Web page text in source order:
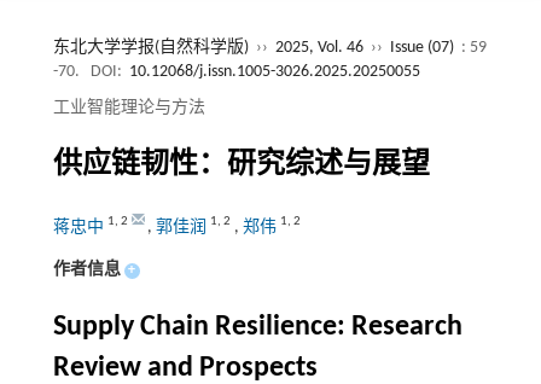
东北大学学报(自然科学版) ›› 2025, Vol. 46 ›› Issue (07) : 59
-70.
DOI: 10.12068/j.issn.1005-3026.2025.20250055
工业智能理论与方法
供应链韧性：研究综述与展望
蒋忠中 1, 2 , 郭佳润 1, 2 , 郑伟 1, 2
作者信息 +
Supply Chain Resilience: Research
Review and Prospects